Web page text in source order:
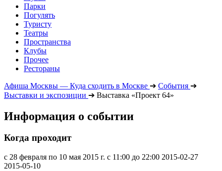
Парки
Погулять
Туристу
Театры
Пространства
Клубы
Прочее
Рестораны
Афиша Москвы — Куда сходить в Москве ➔ События ➔
Выставки и экспозиции ➔ Выставка «Проект 64»
Информация о событии
Когда проходит
с 28 февраля по 10 мая 2015 г. с 11:00 до 22:00 2015-02-27
2015-05-10